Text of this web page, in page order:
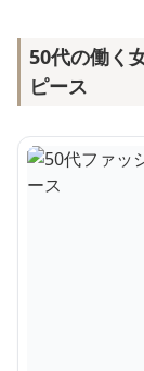
50代の働く
ピース